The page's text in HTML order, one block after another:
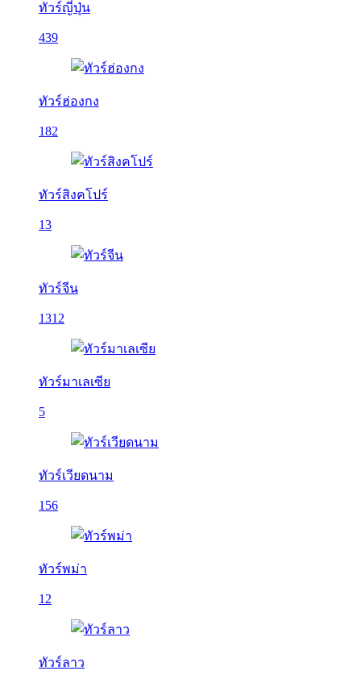
ทัวร์ญี่ปุ่น
439
ทัวร์ฮ่องกง
182
ทัวร์สิงคโปร์
13
ทัวร์จีน
1312
ทัวร์มาเลเซีย
5
ทัวร์เวียดนาม
156
ทัวร์พม่า
12
ทัวร์ลาว